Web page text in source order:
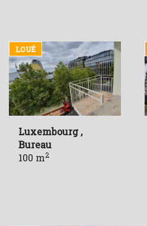
LOUÉ
Luxembourg ,
Bureau
100 m2